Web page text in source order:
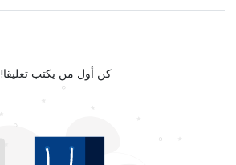
كن أول من يكتب تعليقا!